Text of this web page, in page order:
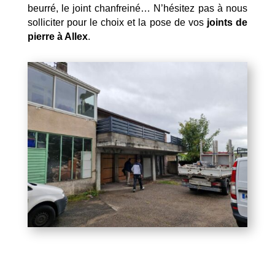
beurré, le joint chanfreiné… N’hésitez pas à nous
solliciter pour le choix et la pose de vos joints de
pierre à Allex.